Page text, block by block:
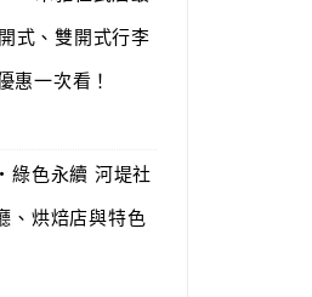
式、雙開式行李
惠一次看！
綠色永續 河堤社
、烘焙店與特色